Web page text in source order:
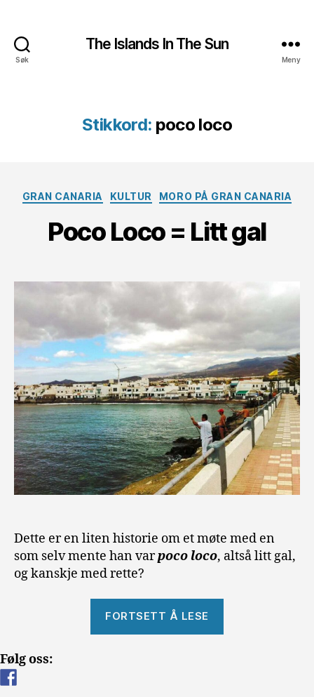
Søk
The Islands In The Sun
Meny
Stikkord: poco loco
Kategorier
GRAN CANARIA KULTUR MORO PÅ GRAN CANARIA
Poco Loco = Litt gal
Dette er en liten historie om et møte med en
som selv mente han varpoco loco, altså litt gal,
og kanskje med rette?
FORTSETT Å LESE
Følg oss: